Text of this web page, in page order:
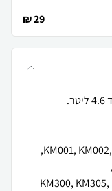
29 ₪
KM300,